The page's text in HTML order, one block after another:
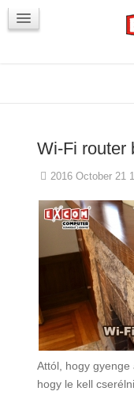
Wi-Fi router
2016 October 21
Attól, hogy gyenge
hogy le kell